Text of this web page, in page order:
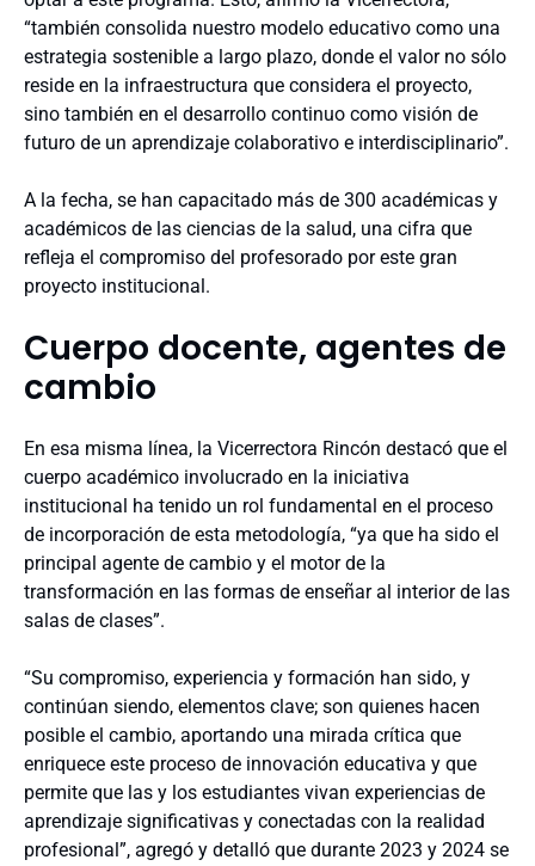
“también consolida nuestro modelo educativo como una
estrategia sostenible a largo plazo, donde el valor no sólo
reside en la infraestructura que considera el proyecto,
sino también en el desarrollo continuo como visión de
futuro de un aprendizaje colaborativo e interdisciplinario”.
A la fecha, se han capacitado más de 300 académicas y
académicos de las ciencias de la salud, una cifra que
refleja el compromiso del profesorado por este gran
proyecto institucional.
Cuerpo docente, agentes de
cambio
En esa misma línea, la Vicerrectora Rincón destacó que el
cuerpo académico involucrado en la iniciativa
institucional ha tenido un rol fundamental en el proceso
de incorporación de esta metodología, “ya que ha sido el
principal agente de cambio y el motor de la
transformación en las formas de enseñar al interior de las
salas de clases”.
“Su compromiso, experiencia y formación han sido, y
continúan siendo, elementos clave; son quienes hacen
posible el cambio, aportando una mirada crítica que
enriquece este proceso de innovación educativa y que
permite que las y los estudiantes vivan experiencias de
aprendizaje significativas y conectadas con la realidad
profesional”, agregó y detalló que durante 2023 y 2024 se